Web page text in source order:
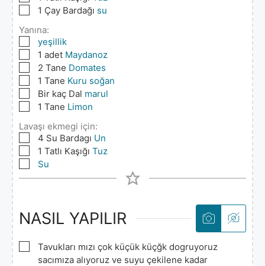
▢1 Çay Bardağı su
Yanına:
▢
yeşillik
▢1 adet Maydanoz
▢
2 Tane Domates
▢1 Tane Kuru soğan
▢
Bir kaç Dal marul
▢1 Tane Limon
Lavaşı ekmegi için:
▢
4 Su Bardagı Un
▢1 Tatlı Kaşığı Tuz
▢
Su
NASIL YAPILIR
▢
Tavukları mızı çok küçük küçğk dogruyoruz
sacımıza alıyoruz ve suyu çekilene kadar